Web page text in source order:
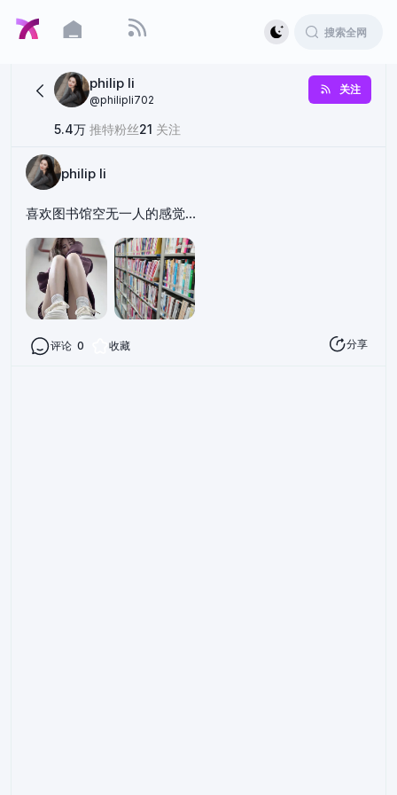
philip li
@philipli702
关注
5.4万 推特粉丝21 关注
philip li
喜欢图书馆空无一人的感觉…
评论 0 收藏 分享